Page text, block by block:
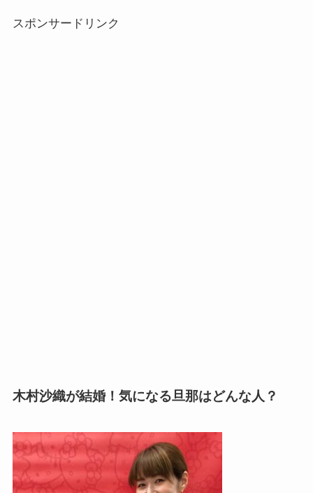
スポンサードリンク
木村沙織が結婚！気になる旦那はどんな人？